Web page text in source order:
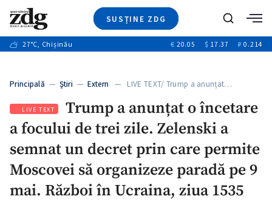
SUSȚINE ZDG
Ştiri
+7
Special
+1
+1
Blog
ZdGust
Caută
27°C, Chișinău € 20.05 $ 17.37 ₽ 0.214
Principală — Ştiri — Extern — LIVE TEXT/ Trump a anunțat…
LIVE TEXT
Trump a anunțat o încetare
a focului de trei zile. Zelenski a
semnat un decret prin care permite
Moscovei să organizeze paradă pe 9
mai. Război în Ucraina, ziua 1535